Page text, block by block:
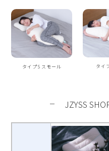
タイプS スモール タイ
JZYSS